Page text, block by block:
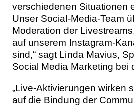
verschiedenen Situationen
Unser Social-Media-Team
Moderation der
auf unserem Instagram-
sind,“ sagt Linda Mavius,
Social Media Marketing bei
„Live-Aktivierungen wirken
auf die Bindung der